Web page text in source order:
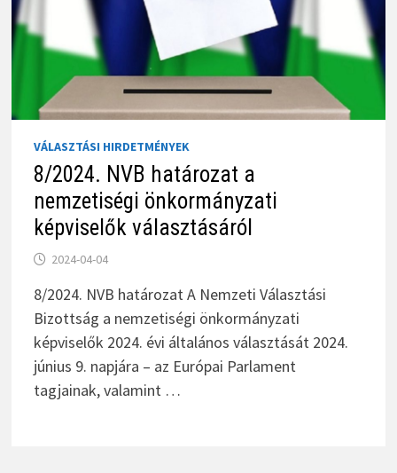
VÁLASZTÁSI HIRDETMÉNYEK
8/2024. NVB határozat a
nemzetiségi önkormányzati
képviselők választásáról
2024-04-04
8/2024. NVB határozat A Nemzeti Választási
Bizottság a nemzetiségi önkormányzati
képviselők 2024. évi általános választását 2024.
június 9. napjára – az Európai Parlament
tagjainak, valamint …